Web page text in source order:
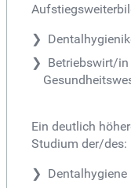
Betriebswirt/
Ein deutlich
Studium der/des:
Dentalhygiene